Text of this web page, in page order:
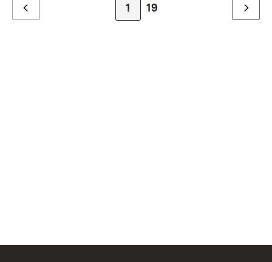
Zur Seite
1 Zur letzten Seite
19 Weiter